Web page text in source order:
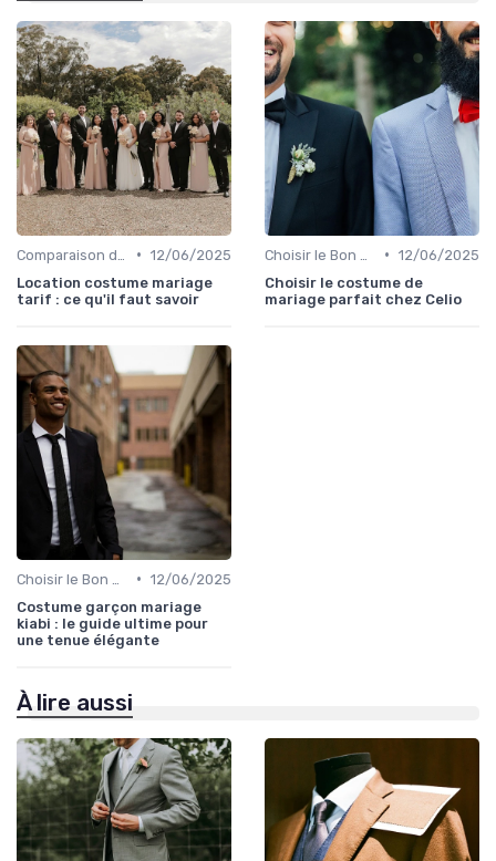
• 12/06/2025
Location costume mariage
tarif : ce qu'il faut savoir
• 12/06/2025
Choisir le costume de
mariage parfait chez Celio
• 12/06/2025
Costume garçon mariage
kiabi : le guide ultime pour
une tenue élégante
À lire aussi